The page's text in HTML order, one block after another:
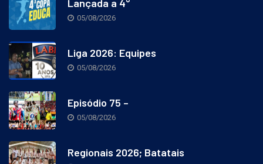
Lançada a 4°
05/08/2026
Liga 2026: Equipes
05/08/2026
Episódio 75 –
05/08/2026
Regionais 2026; Batatais